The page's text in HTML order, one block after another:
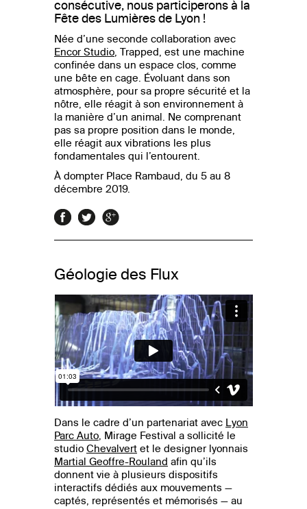
consécutive, nous participerons à la
Fête des Lumières de Lyon !
Née d’une seconde collaboration avec
Encor Studio, Trapped, est une machine
confinée dans un espace clos, comme
une bête en cage. Évoluant dans son
atmosphère, pour sa propre sécurité et la
nôtre, elle réagit à son environnement à
la manière d’un animal. Ne comprenant
pas sa propre position dans le monde,
elle réagit aux vibrations les plus
fondamentales qui l’entourent.
À dompter Place Rambaud, du 5 au 8
décembre 2019.
Géologie des Flux
Dans le cadre d’un partenariat avec Lyon
Parc Auto, Mirage Festival a sollicité le
studio Chevalvert et le designer lyonnais
Martial Geoffre-Rouland afin qu’ils
donnent vie à plusieurs dispositifs
interactifs dédiés aux mouvements —
captés, représentés et mémorisés — au